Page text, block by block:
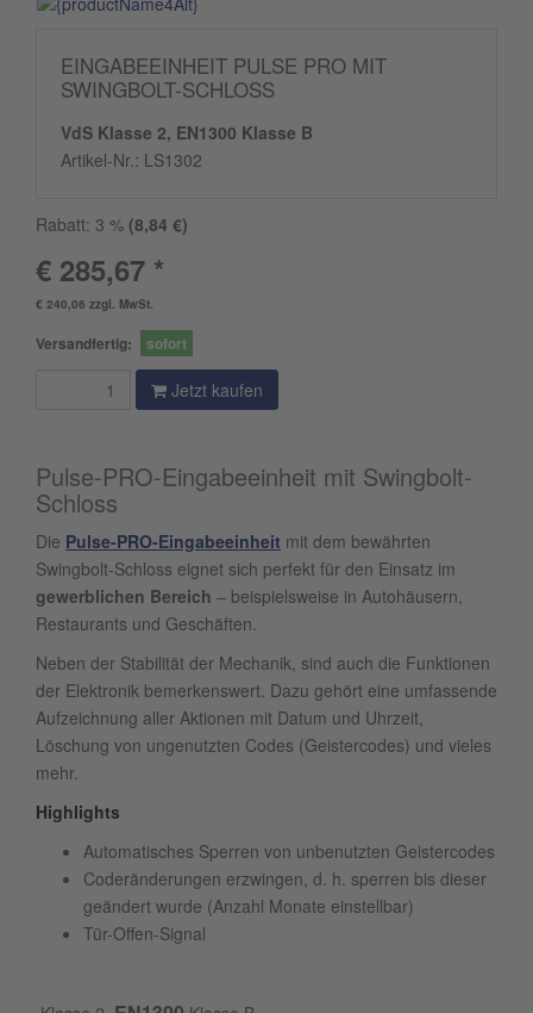
EINGABEEINHEIT PULSE PRO MIT
SWINGBOLT-SCHLOSS
VdS Klasse 2, EN1300 Klasse B
Artikel-Nr.: LS1302
Rabatt: 3 % (8,84 €)
€ 285,67 *
€ 240,06 zzgl. MwSt.
Versandfertig: sofort
Jetzt kaufen
Pulse-PRO-Eingabeeinheit mit Swingbolt-
Schloss
Die Pulse-PRO-Eingabeeinheit mit dem bewährten
Swingbolt-Schloss eignet sich perfekt für den Einsatz im
gewerblichen Bereich – beispielsweise in Autohäusern,
Restaurants und Geschäften.
Neben der Stabilität der Mechanik, sind auch die Funktionen
der Elektronik bemerkenswert. Dazu gehört eine umfassende
Aufzeichnung aller Aktionen mit Datum und Uhrzeit,
Löschung von ungenutzten Codes (Geistercodes) und vieles
mehr.
Highlights
Automatisches Sperren von unbenutzten Geistercodes
Coderänderungen erzwingen, d. h. sperren bis dieser
geändert wurde (Anzahl Monate einstellbar)
Tür-Offen-Signal